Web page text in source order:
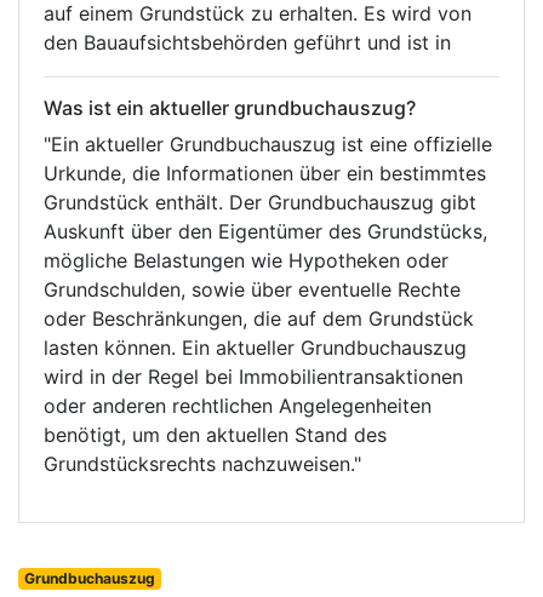
auf einem Grundstück zu erhalten. Es wird von
den Bauaufsichtsbehörden geführt und ist in
Was ist ein aktueller grundbuchauszug?
"Ein aktueller Grundbuchauszug ist eine offizielle
Urkunde, die Informationen über ein bestimmtes
Grundstück enthält. Der Grundbuchauszug gibt
Auskunft über den Eigentümer des Grundstücks,
mögliche Belastungen wie Hypotheken oder
Grundschulden, sowie über eventuelle Rechte
oder Beschränkungen, die auf dem Grundstück
lasten können. Ein aktueller Grundbuchauszug
wird in der Regel bei Immobilientransaktionen
oder anderen rechtlichen Angelegenheiten
benötigt, um den aktuellen Stand des
Grundstücksrechts nachzuweisen."
Grundbuchauszug